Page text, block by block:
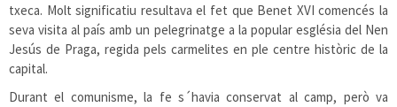
txeca. Molt significatiu resultava el fet que Benet XVI comencés la
seva visita al país amb un pelegrinatge a la popular església del Nen
Jesús de Praga, regida pels carmelites en ple centre històric de la
capital.
Durant el comunisme, la fe s´havia conservat al camp, però va